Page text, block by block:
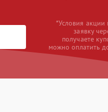
*Условия акции
заявку
получаете
можно оплатить